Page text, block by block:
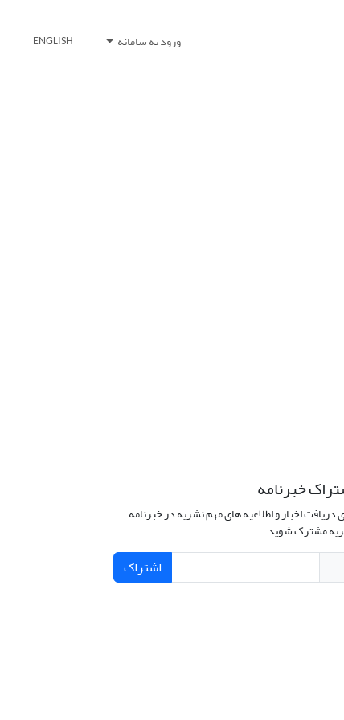
ورود به سامانه ENGLISH
خبرنامه
دریافت اخبار و اطلاعیه های مهم نشریه در خبرنامه
مشترک شوید.
اشتراک